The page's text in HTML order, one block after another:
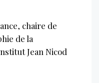
chaire de
de la
Jean Nicod